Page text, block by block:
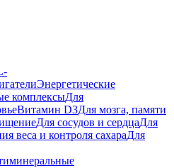
Энергетические
комплексыДля
Витамин D3Для мозга, памяти
Для сосудов и сердцаДля
веса и контроля сахараДля